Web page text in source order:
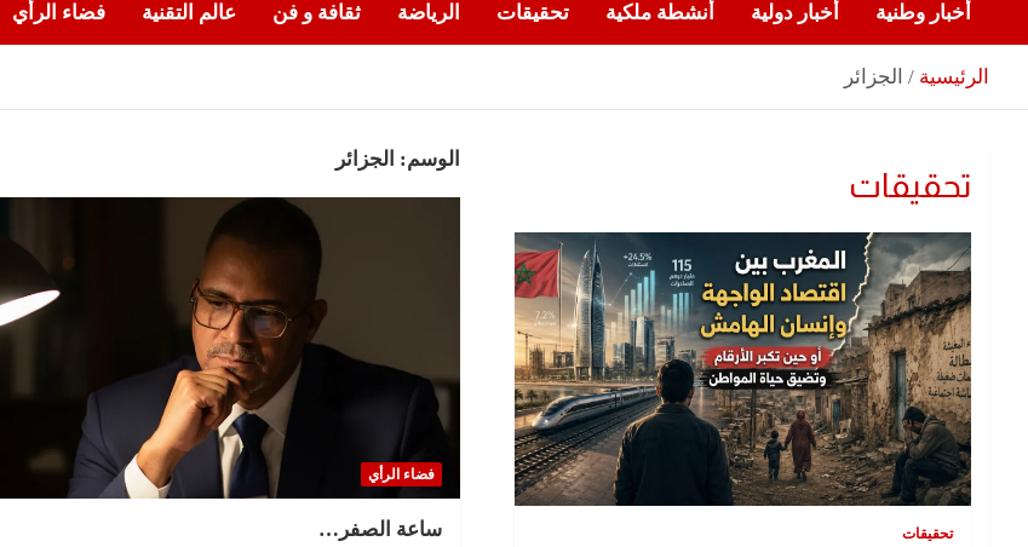
أخبار وطنية أخبار دولية أنشطة ملكية تحقيقات الرياضة ثقافة و فن عالم التقنية فضاء الرأي
الرئيسية الجزائر
الوسم: الجزائر
فضاء الرأي
ساعة الصفر…
تحقيقات
تحقيقات